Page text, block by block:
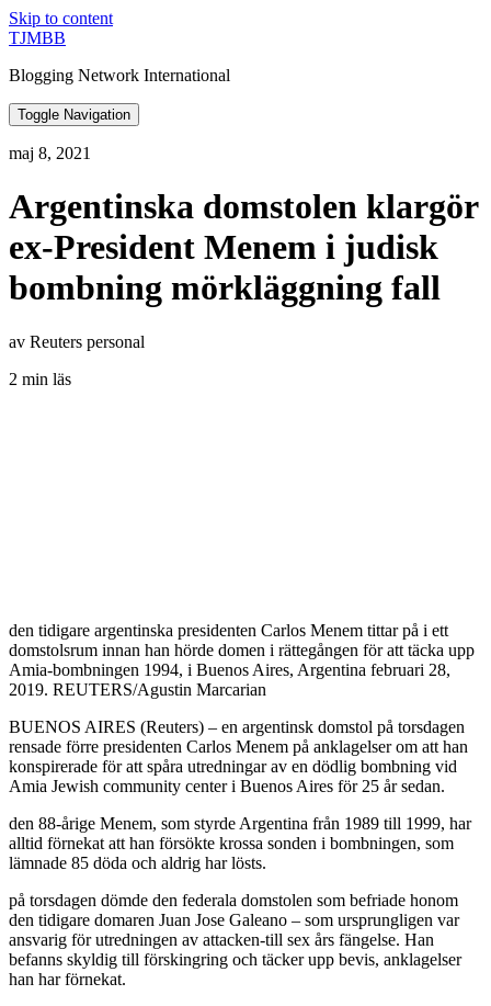
Skip to content
TJMBB
Blogging Network International
Toggle Navigation
maj 8, 2021
Argentinska domstolen klargör
ex-President Menem i judisk
bombning mörkläggning fall
av Reuters personal
2 min läs
den tidigare argentinska presidenten Carlos Menem tittar på i ett
domstolsrum innan han hörde domen i rättegången för att täcka upp
Amia-bombningen 1994, i Buenos Aires, Argentina februari 28,
2019. REUTERS/Agustin Marcarian
BUENOS AIRES (Reuters) – en argentinsk domstol på torsdagen
rensade förre presidenten Carlos Menem på anklagelser om att han
konspirerade för att spåra utredningar av en dödlig bombning vid
Amia Jewish community center i Buenos Aires för 25 år sedan.
den 88-årige Menem, som styrde Argentina från 1989 till 1999, har
alltid förnekat att han försökte krossa sonden i bombningen, som
lämnade 85 döda och aldrig har lösts.
på torsdagen dömde den federala domstolen som befriade honom
den tidigare domaren Juan Jose Galeano – som ursprungligen var
ansvarig för utredningen av attacken-till sex års fängelse. Han
befanns skyldig till förskingring och täcker upp bevis, anklagelser
han har förnekat.